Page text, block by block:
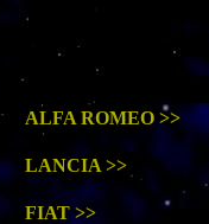
ALFA ROMEO >>
LANCIA >>
FIAT >>